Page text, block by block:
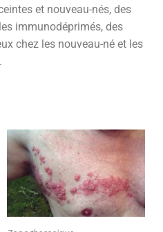
et nouveau-nés, des
immunodéprimés, des
chez les nouveau-né et les